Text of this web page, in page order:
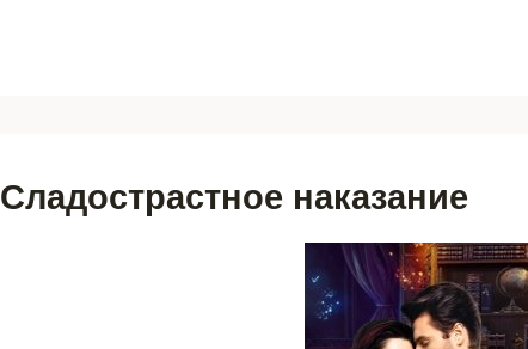
Сладострастное наказание